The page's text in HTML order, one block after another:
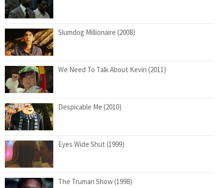
Slumdog Millionaire (2008)
We Need To Talk About Kevin (2011)
Despicable Me (2010)
Eyes Wide Shut (1999)
The Truman Show (1998)